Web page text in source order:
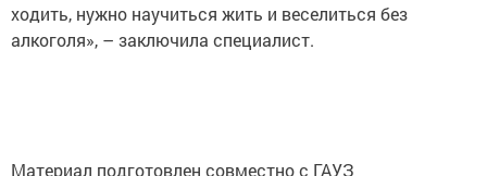
ходить, нужно научиться жить и веселиться без
алкоголя», – заключила специалист.
Материал подготовлен совместно с ГАУЗ